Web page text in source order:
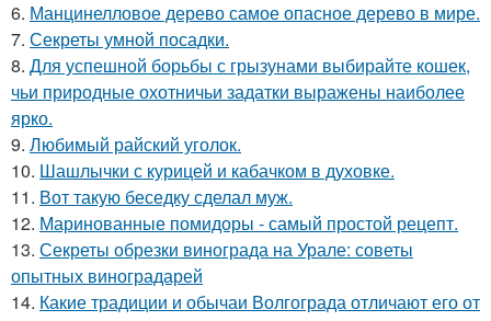
6. Манцинелловое дерево самое опасное дерево в мире.
7. Секреты умной посадки.
8. Для успешной борьбы с грызунами выбирайте кошек,
чьи природные охотничьи задатки выражены наиболее
ярко.
9. Любимый райский уголок.
10. Шашлычки с курицей и кабачком в духовке.
11. Вот такую беседку сделал муж.
12. Маринованные помидоры - самый простой рецепт.
13. Секреты обрезки винограда на Урале: советы
опытных виноградарей
14. Какие традиции и обычаи Волгограда отличают его от